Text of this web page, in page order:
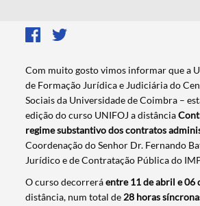
Com muito gosto vimos informar que a
de Formação Jurídica e Judiciária do
Sociais da Universidade de Coimbra –
edição do curso UNIFOJ a distância
regime substantivo dos contratos
Coordenação do Senhor Dr. Fernando
Jurídico e de Contratação Pública do
O curso decorreráentre 11 de abril e 06
distância, num total de 28 horas